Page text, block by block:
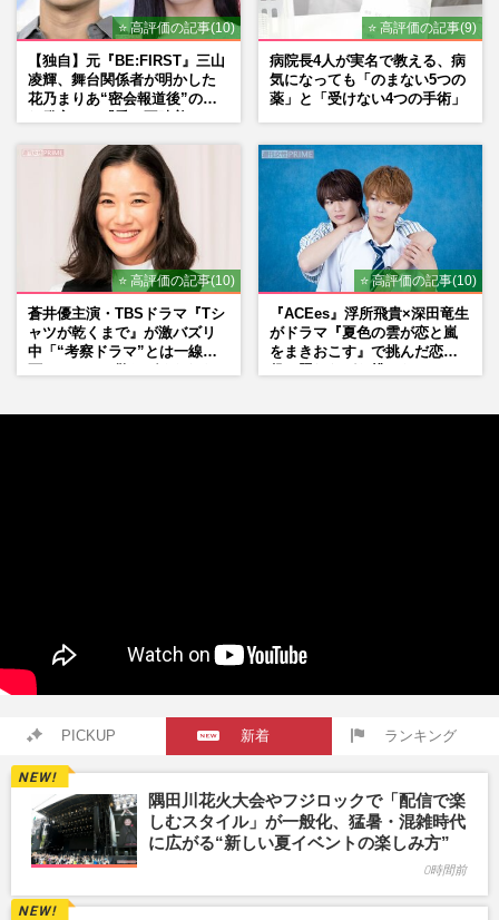
⭐ 高評価の記事(10)
【独自】元『BE:FIRST』三山
凌輝、舞台関係者が明かした
花乃まりあ“密会報道後”の呆
⭐ 高評価の記事(9)
病院長4人が実名で教える、病
気になっても「のまない5つの
薬」と「受けない4つの手術」
⭐ 高評価の記事(10)
蒼井優主演・TBSドラマ『Tシ
ャツが乾くまで』が激バズリ
中「“考察ドラマ”とは一線を
⭐ 高評価の記事(10)
『ACEes』浮所飛貴×深田竜生
がドラマ『夏色の雲が恋と嵐
をまきおこす』で挑んだ恋人
PICKUP 新着 ランキング
隅田川花火大会やフジロックで「配信で楽
しむスタイル」が一般化、猛暑・混雑時代
に広がる“新しい夏イベントの楽しみ方”
0時間前